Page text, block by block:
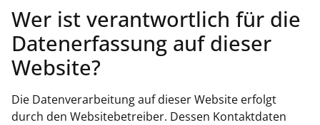
Wer ist verantwortlich für die
Datenerfassung auf dieser
Website?
Die Datenverarbeitung auf dieser Website erfolgt
durch den Websitebetreiber. Dessen Kontaktdaten